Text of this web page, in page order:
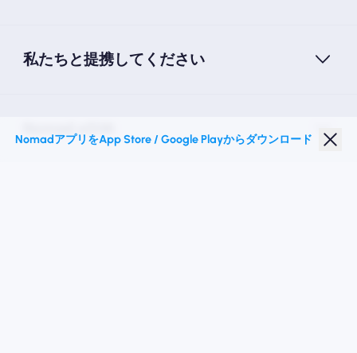
私たちと提携してください
NomadアプリをApp Store / Google Playからダウンロード